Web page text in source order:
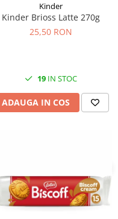
Kinder
Kinder Brioss Latte 270g
25,50 RON
19IN STOC
ADAUGA IN COS